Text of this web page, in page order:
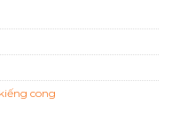
cong